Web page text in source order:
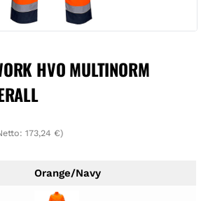
HVO MULTINORM
173,24 €)
Orange/Navy